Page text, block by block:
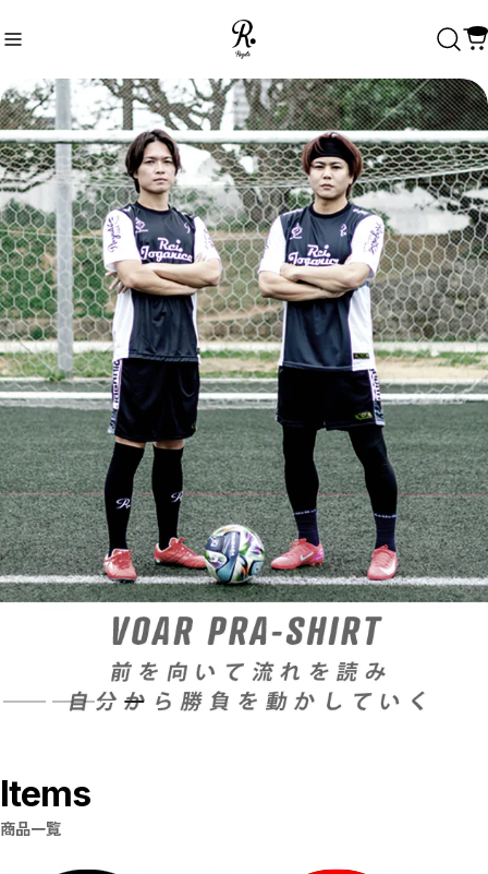
Recommendおすすめキーワード
Category商品カテゴリ
大人ウェア
半袖プラシャツ・パンツ
長袖プラシャツ・パンツ
ジャージ・アウター
ソックス
その他
ジュニアウェア
半袖プラシャツ・パンツ
長袖プラシャツ・パンツ
ジャージ・アウター
ソックス
その他
CLOSE
Items
商品一覧